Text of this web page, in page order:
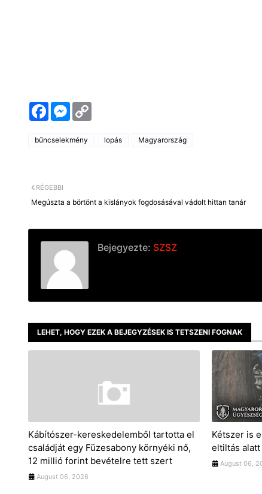
F
a
b
M
e
e
bűncselekmény lopás Magyarország
RÉGEBBI
Megúszta a börtönt a kislányok fogdosásával vádolt hittan tanár
Bejegyezte: SZSZ
LEHET, HOGY EZEK A BEJEGYZÉSEK IS TETSZENI FOGNAK
Kábítószer-kereskedelemből tartotta el
családját egy Füzesabony környéki nő,
12 millió forint bevételre tett szert
August 06, 2026
Kétszer is
eltiltás
August 06,